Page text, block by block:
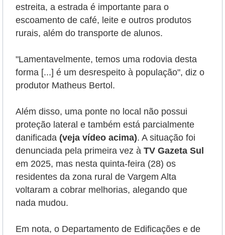
estreita, a estrada é importante para o
escoamento de café, leite e outros produtos
rurais, além do transporte de alunos.
"Lamentavelmente, temos uma rodovia desta
forma [...] é um desrespeito à população", diz o
produtor Matheus Bertol.
Além disso, uma ponte no local não possui
proteção lateral e também está parcialmente
danificada (veja vídeo acima). A situação foi
denunciada pela primeira vez à TV Gazeta Sul
em 2025, mas nesta quinta-feira (28) os
residentes da zona rural de Vargem Alta
voltaram a cobrar melhorias, alegando que
nada mudou.
Em nota, o Departamento de Edificações e de